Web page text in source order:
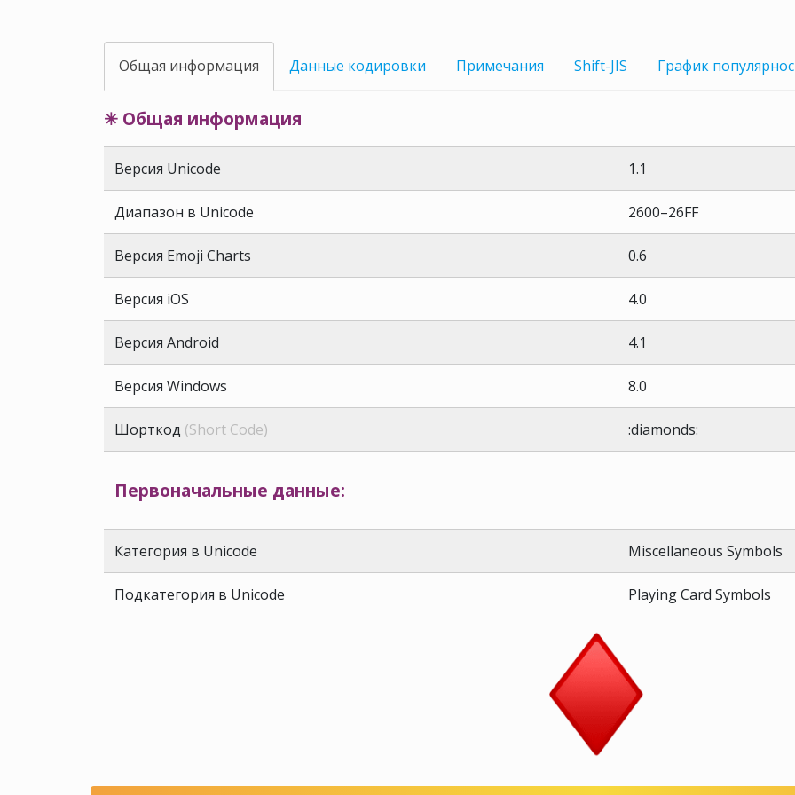
Общая информация Данные кодировки Примечания Shift-JIS График
✳ Общая информация
Версия Unicode 1.1
Диапазон в Unicode 2600–26FF
Версия Emoji Charts 0.6
Версия iOS 4.0
Версия Android 4.1
Версия Windows 8.0
Шорткод (Short Code) :diamonds:
Первоначальные данные:
Категория в Unicode Miscellaneous Symbols
Подкатегория в Unicode Playing Card Symbols